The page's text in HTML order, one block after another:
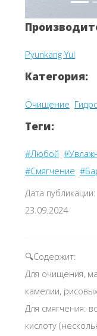
Pyunkang Yul
Категория:
Очищение
Теги:
#Любой
#Смягчение
Дата публикации:
23.09.2024
🔍Содержит:
Для очищения,
камелии,
Для смягчения:
кислоту